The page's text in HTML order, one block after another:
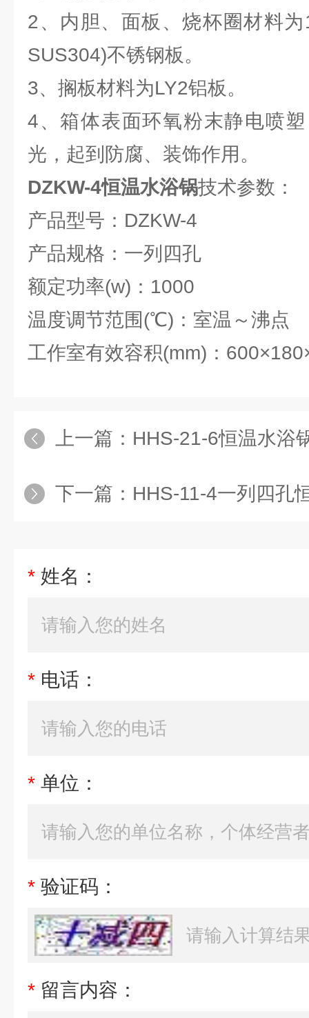
2、内胆、面板、烧杯圈材料
SUS304)不锈钢板。
3、搁板材料为LY2铝板。
4、箱体表面环氧粉末静电喷
光，起到防腐、装饰作用。
DZKW-4恒温水浴锅技术参数：
产品型号：DZKW-4
产品规格：一列四孔
额定功率(w)：1000
温度调节范围(℃)：室温～沸点
工作室有效容积(mm)：
上一篇： HHS-21-6恒温水浴锅
下一篇： HHS-11-4一列四孔恒温
* 姓名：
* 电话：
* 单位：
* 验证码：
* 留言内容：